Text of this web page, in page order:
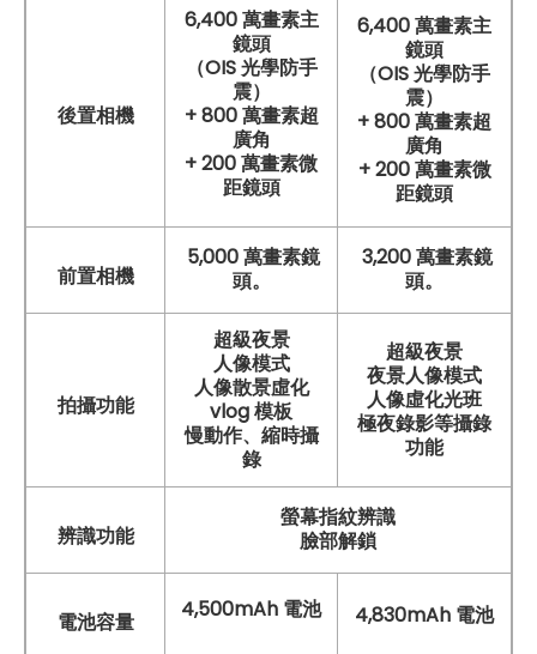
後置相機
6,400 萬畫素主
鏡頭
（OIS 光學防手
震）
+ 800 萬畫素超
廣角
+ 200 萬畫素微
距鏡頭
6,400 萬畫素主
鏡頭
（OIS 光學防手
震）
+ 800 萬畫素超
廣角
+ 200 萬畫素微
距鏡頭
前置相機
5,000 萬畫素鏡
頭。
3,200 萬畫素鏡
頭。
拍攝功能
超級夜景
人像模式
人像散景虛化
vlog 模板
慢動作、縮時攝
錄
超級夜景
夜景人像模式
人像虛化光班
極夜錄影等攝錄
功能
辨識功能
螢幕指紋辨識
臉部解鎖
電池容量 4,500mAh 電池 4,830mAh 電池